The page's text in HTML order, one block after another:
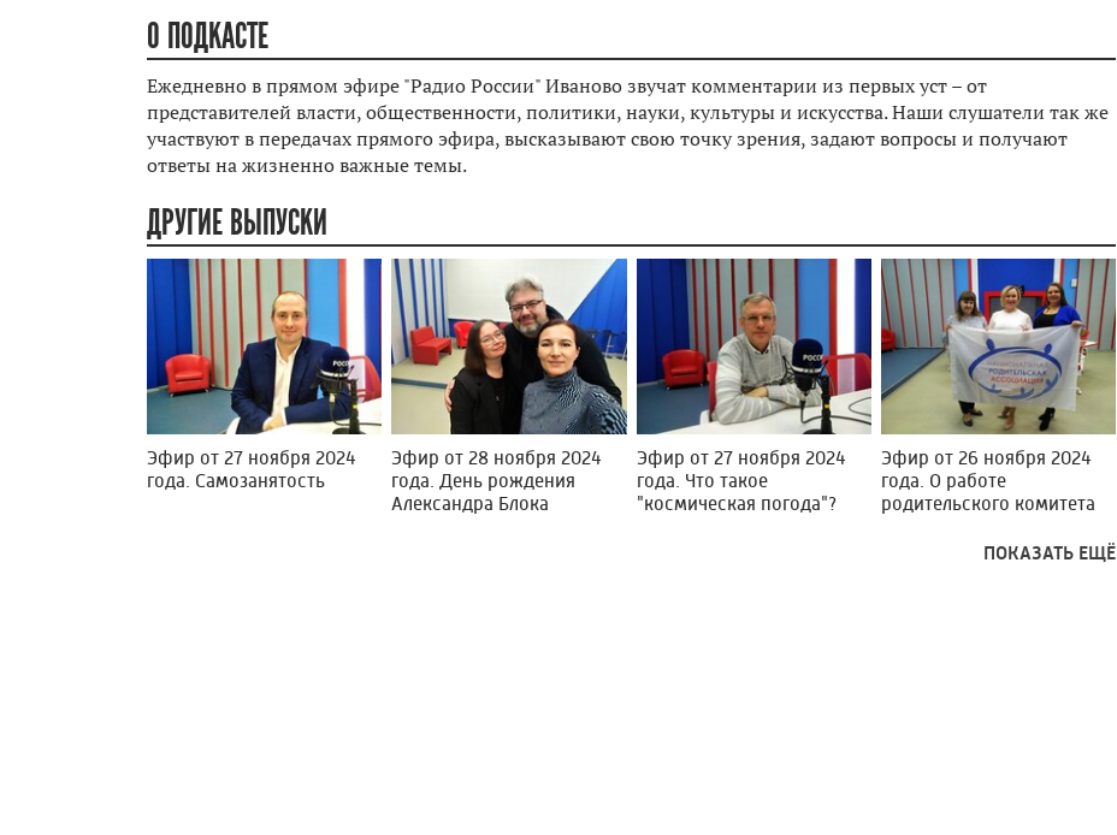
О ПОДКАСТЕ
Ежедневно в прямом эфире "Радио России" Иваново звучат комментарии из первых уст – от
представителей власти, общественности, политики, науки, культуры и искусства. Наши слушатели так же
участвуют в передачах прямого эфира, высказывают свою точку зрения, задают вопросы и получают
ответы на жизненно важные темы.
ДРУГИЕ ВЫПУСКИ
Эфир от 27 ноября 2024
года. Самозанятость
Эфир от 28 ноября 2024
года. День рождения
Александра Блока
Эфир от 27 ноября 2024
года. Что такое
"космическая погода"?
Эфир от 26 ноября 2024
года. О работе
родительского комитета
ПОКАЗАТЬ ЕЩЁ